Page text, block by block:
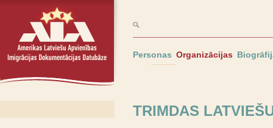
Personas Organizācijas
TRIMDAS